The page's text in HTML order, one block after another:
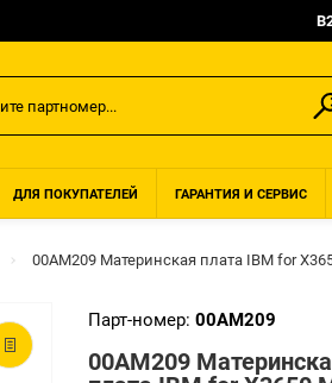
ДЛЯ ПОКУПАТЕЛЕЙ ГАРАНТИЯ И СЕРВИС
00AM209 Материнская плата IBM for
Парт-номер: 00AM209
00AM209